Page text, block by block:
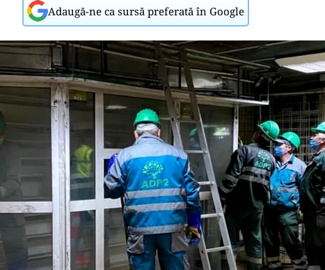
Adaugă-ne ca sursă preferată în Google